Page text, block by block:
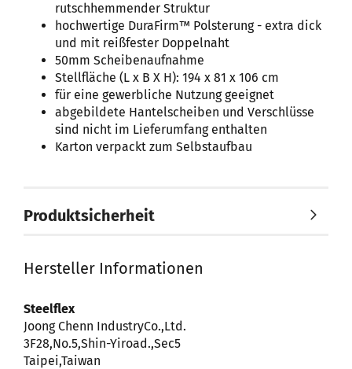
rutschhemmender Struktur
hochwertige DuraFirm™ Polsterung - extra dick
und mit reißfester Doppelnaht
50mm Scheibenaufnahme
Stellfläche (L x B X H): 194 x 81 x 106 cm
für eine gewerbliche Nutzung geeignet
abgebildete Hantelscheiben und Verschlüsse
sind nicht im Lieferumfang enthalten
Karton verpackt zum Selbstaufbau
Produktsicherheit
Hersteller Informationen
Steelflex
Joong Chenn IndustryCo.,Ltd.
3F28,No.5,Shin-Yiroad.,Sec5
Taipei,Taiwan